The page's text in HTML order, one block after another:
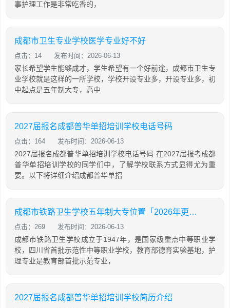
事护理工作是非常吃香的，
成都市卫生专业学校医学专业好不好
点击：14 发布时间：2026-06-13
家长希望学生能够成才，学生希望有一个好前途，成都市卫生专
业学校就是这样的一所学校，学校开设专业多，开设专业多，初
中起点是五年制大专，高中
2027届报名成都普华单招培训学校电话号码
点击：164 发布时间：2026-06-13
2027届报名成都普华单招培训学校电话号码 在2027届报考成都
普华单招培训学校的同学们中，了解学校联系方式显得尤为重
要。以下将详细介绍成都普华单招
成都市铁路卫生学校五年制大专位置「2026年更新」
点击：269 发布时间：2026-06-13
成都市铁路卫生学校成立于1947年，是国家级重点中等职业学
校，四川省首批示范性中等职业学校，教育部德育实验基地，护
理专业是教育部首批示范专业，
2027届报名成都普华单招培训学校简历介绍